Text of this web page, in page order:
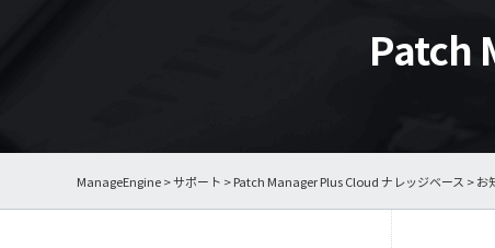
Patch
ManageEngine>サポート >Patch Manager Plus Cloud ナレッジベース >お